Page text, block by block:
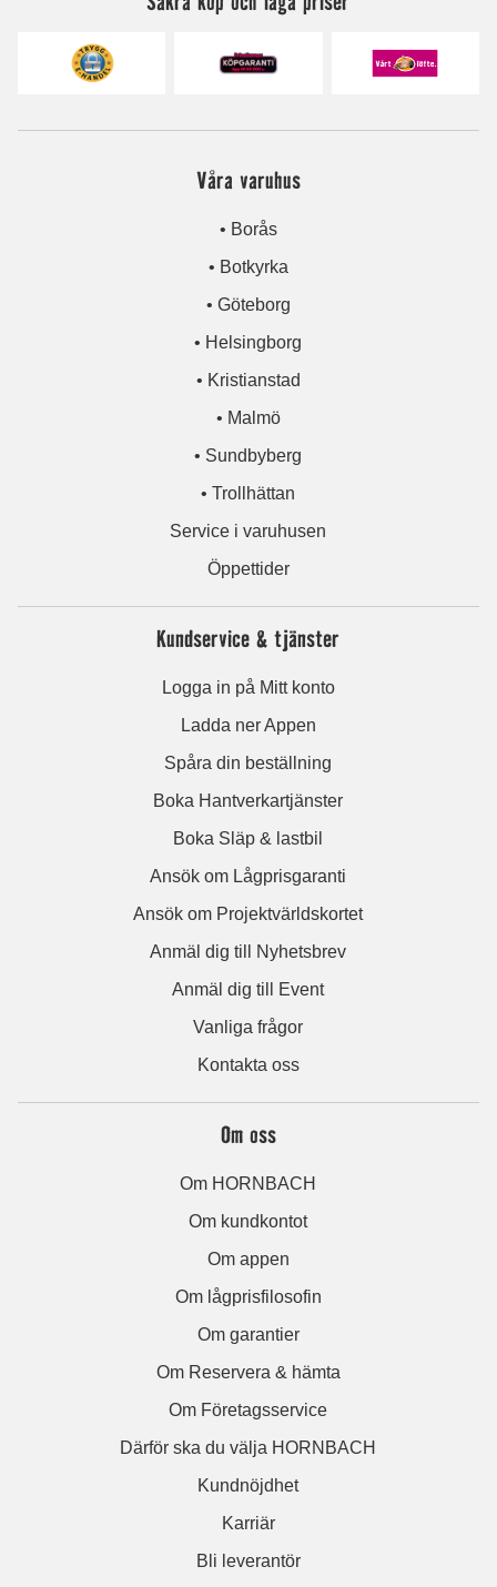
Våra varuhus
• Borås
• Botkyrka
• Göteborg
• Helsingborg
• Kristianstad
• Malmö
• Sundbyberg
• Trollhättan
Service i varuhusen
Öppettider
Kundservice & tjänster
Logga in på Mitt konto
Ladda ner Appen
Spåra din beställning
Boka Hantverkartjänster
Boka Släp & lastbil
Ansök om Lågprisgaranti
Ansök om Projektvärldskortet
Anmäl dig till Nyhetsbrev
Anmäl dig till Event
Vanliga frågor
Kontakta oss
Om oss
Om HORNBACH
Om kundkontot
Om appen
Om lågprisfilosofin
Om garantier
Om Reservera & hämta
Om Företagsservice
Därför ska du välja HORNBACH
Kundnöjdhet
Karriär
Bli leverantör